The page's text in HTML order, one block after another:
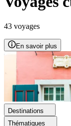
43 voyages
En savoir plus
Destinations
Thématiques